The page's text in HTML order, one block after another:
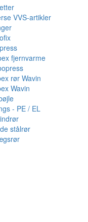
VVS-artikler
fjernvarme
rør Wavin
Wavin
- PE / EL
stålrør